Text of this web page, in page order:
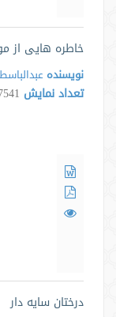
خاطره هایی از
نویسنده
تعداد نمایش
درختان سایه دار